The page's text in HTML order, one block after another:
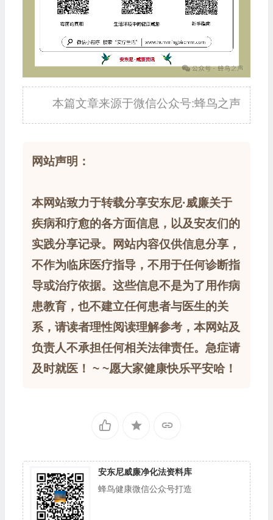
本篇文章来源于微信公众号:蜂鸟之声
网站声明：
本网站致力于转载分享安东尼·威廉关于
疾病和疗愈的各方面信息，以及安友们的
实践分享记录。网站内容仅供信息分享，
不作为临床医疗指导，不用于任何诊断指
导或治疗依据。这些信息不是为了用作病
患教育，也不建立任何患者与医生的关
系，请读者理性阅读理解参考，本网站及
负责人不承担任何相关法律责任。急症请
及时就医！ ~ ~愿大家健康快乐平安哈！
安东尼威廉净化法资料库
蜂鸟健康微信公众号打造